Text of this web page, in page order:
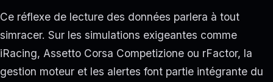
Ce réflexe de lecture des données parlera à tout
simracer. Sur les simulations exigeantes comme
iRacing, Assetto Corsa Competizione ou rFactor, la
gestion moteur et les alertes font partie intégrante du